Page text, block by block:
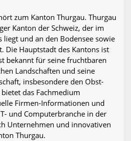
zum Kanton Thurgau. Thurgau
Kanton der Schweiz, der im
liegt und an den Bodensee sowie
Die Hauptstadt des Kantons ist
bekannt für seine fruchtbaren
Landschaften und seine
insbesondere den Obst-
das Fachmedium
Firmen-Informationen und
und Computerbranche in der
Unternehmen und innovativen
Thurgau.